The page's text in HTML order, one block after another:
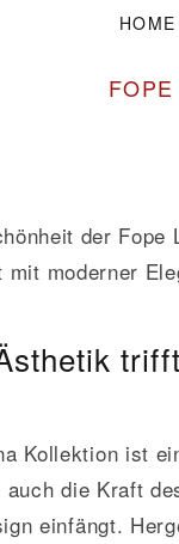
HOME
der
mit moderner
Kollektion ist
die Kraft
einfängt.